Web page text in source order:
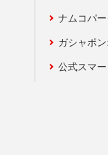
ナムコパ
ガシャポ
公式スマ